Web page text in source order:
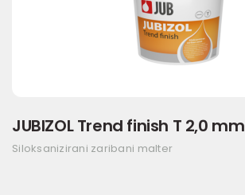
JUBIZOL Trend finish T 2,0 mm
Siloksanizirani zaribani malter